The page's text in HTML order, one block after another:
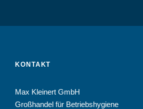
KONTAKT
Max Kleinert GmbH
Großhandel für Betriebshygiene